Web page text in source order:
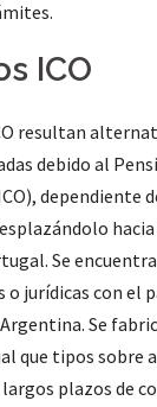
ICO
resultan
debido al
dependiente
Se
o jurídicas con el
Se
que tipos sobre
plazos de